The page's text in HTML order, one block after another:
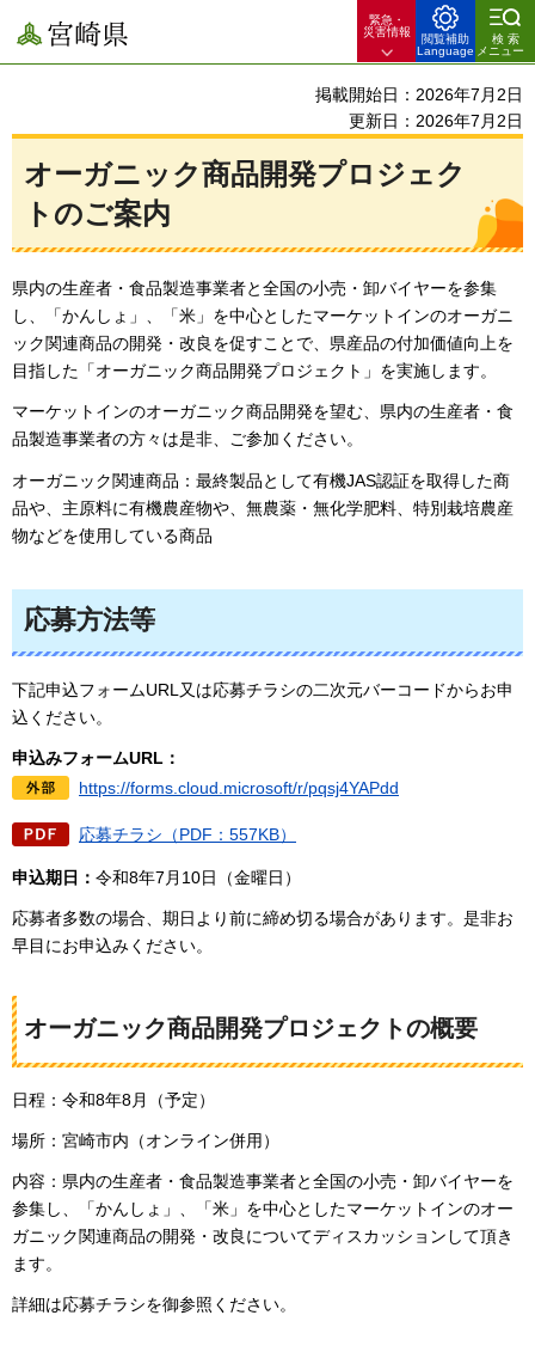
宮崎県
緊急・
災害情報
閲覧補助
Language
検索
メニュー
掲載開始日：2026年7月2日
更新日：2026年7月2日
オーガニック商品開発プロジェク
トのご案内
県内の生産者・食品製造事業者と全国の小売・卸バイヤーを参集
し、「かんしょ」、「米」を中心としたマーケットインのオーガニ
ック関連商品の開発・改良を促すことで、県産品の付加価値向上を
目指した「オーガニック商品開発プロジェクト」を実施します。
マーケットインのオーガニック商品開発を望む、県内の生産者・食
品製造事業者の方々は是非、ご参加ください。
オーガニック関連商品：最終製品として有機JAS認証を取得した商
品や、主原料に有機農産物や、無農薬・無化学肥料、特別栽培農産
物などを使用している商品
応募方法等
下記申込フォームURL又は応募チラシの二次元バーコードからお申
込ください。
申込みフォームURL：
https://forms.cloud.microsoft/r/pqsj4YAPdd
応募チラシ（PDF：557KB）
申込期日： 令和8年7月10日（金曜日）
応募者多数の場合、期日より前に締め切る場合があります。是非お
早目にお申込みください。
オーガニック商品開発プロジェクトの概要
日程：令和8年8月（予定）
場所：宮崎市内（オンライン併用）
内容：県内の生産者・食品製造事業者と全国の小売・卸バイヤーを
参集し、「かんしょ」、「米」を中心としたマーケットインのオー
ガニック関連商品の開発・改良についてディスカッションして頂き
ます。
詳細は応募チラシを御参照ください。